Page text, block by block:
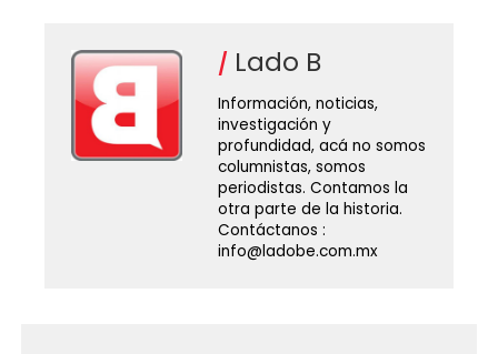
Lado B
Información, noticias,
investigación y
profundidad, acá no somos
columnistas, somos
periodistas. Contamos la
otra parte de la historia.
Contáctanos :
info@ladobe.com.mx